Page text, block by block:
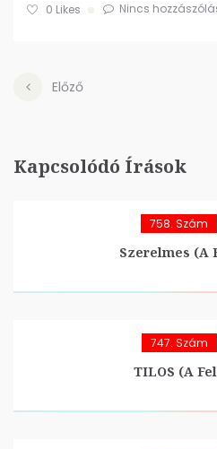
0 Likes Nincs
Előző
Kapcsolódó Írások
758. Szám
Szerelmes (A
747. Szám
TILOS (A